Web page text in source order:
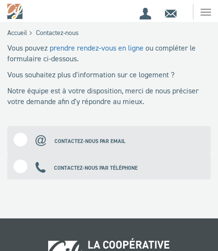
de
recherche
EspaceContact
Accueil Contactez-nous
Vous pouvez prendre rendez-vous en ligne ou compléter le
formulaire ci-dessous.
Vous souhaitez plus d'information sur ce logement ?
Notre équipe est à votre disposition, merci de nous préciser
votre demande afin d'y répondre au mieux.
CONTACTEZ-NOUS PAR EMAIL
CONTACTEZ-NOUS PAR TÉLÉPHONE